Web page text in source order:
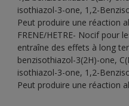
isothiazol-3-one, 1,2-
Peut produire une réaction
FRENE/HETRE- Nocif pour
entraîne des effets à long
benzisothiazol-3(2H)-one,
isothiazol-3-one, 1,2-
Peut produire une réaction